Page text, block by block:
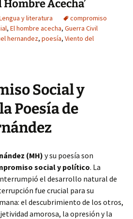
Hombre Acecha’
y literatura
compromiso
, El hombre acecha, Guerra Civil
hernandez, poesía, Viento del
Social y
Poesía de
(MH) y su poesía son
social y político. La
el desarrollo natural de
fue crucial para su
el descubrimiento de los otros,
amorosa, la opresión y la